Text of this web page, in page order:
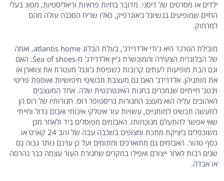
ילדים או מסרטים של דיסני. מדובר בחיות פראיות וריאליסטיות, מסוג בעלי
החיים שמופיעים בנשיונל ג'אוגרפיק, כאלו שריח הסכנה עולה מהם
למרחוק.
מובילת הטרנד היא ג'ודי אלדרידג', בעלת הבלוג atlantis home, ואמה
של הבלוגרית הצעירה והמוכשרת ג'יין אלדרידג' מ-Sea of shoes. האם
וגם הבת מופיעות לעתים קרובות כשפיסת ג'ונגל מעטרת את צווארן או
את מותניהן. אלדרידג' האם גם מעצבת תכשיטי חיפושיות ואוספת פריטי
וינטג' חייתיים שנמכרים בחנות האינטרנטית שלה. אחד המעצבים
האהובים עליה הוא מעצב החגורות כריסטופר רוס. חגורותיו של רוס הן
למעשה תכשיט למותניים, עשויות עור איטלקי איכותי ואבזם גדול וחייתי
שאי אפשר להתעלם מנוכחותו. האבזמים מפוסלים ביד ולאחר מכן
משוכפלים ביציקת מתכת ומצופים בשכבה עבה של זהב 24 קארט או
כסף טהור. האבזמים גם מתוארכים וחתומים ועל כן ערכם נותר גבוה גם
שנים רבות לאחר ייצורם ואפילו במקרים שחגורת העור עצמה כבר נהרסה
או אבדה.